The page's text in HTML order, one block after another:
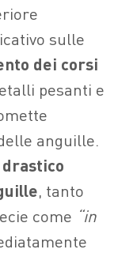
sulle
dei corsi
pesanti e
anguille.
, tanto
come “in